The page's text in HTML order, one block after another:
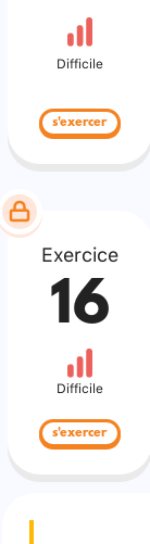
Difficile
s'exercer
Exercice
16
Difficile
s'exercer